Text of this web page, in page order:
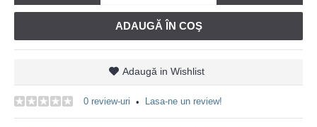
ADAUGĂ ÎN COŞ
Adaugă in Wishlist
0 review-uri • Lasa-ne un review!